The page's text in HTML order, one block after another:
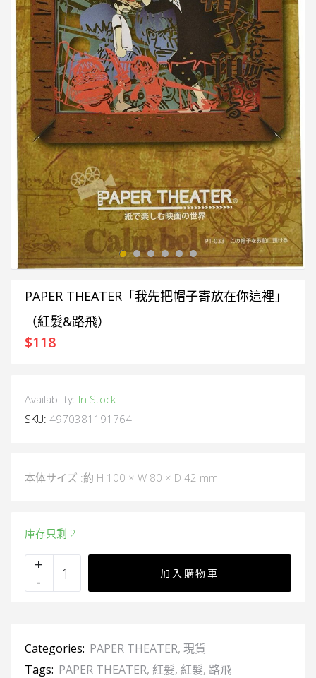
PAPER THEATER「我先把帽子寄放在你這裡」
（紅髮&路飛）
$118
Availability: In Stock
SKU: 4970381191764
本体サイズ :約 H 100 × W 80 × D 42 mm
庫存只剩 2
加入購物車
Categories: PAPER THEATER, 現貨
Tags: PAPER THEATER, 紅髪, 紅髮, 路飛